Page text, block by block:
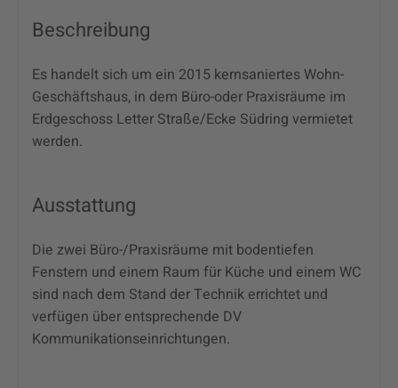
Beschreibung
Es handelt sich um ein 2015 kernsaniertes Wohn-
Geschäftshaus, in dem Büro-oder Praxisräume im
Erdgeschoss Letter Straße/Ecke Südring vermietet
werden.
Ausstattung
Die zwei Büro-/Praxisräume mit bodentiefen
Fenstern und einem Raum für Küche und einem WC
sind nach dem Stand der Technik errichtet und
verfügen über entsprechende DV
Kommunikationseinrichtungen.